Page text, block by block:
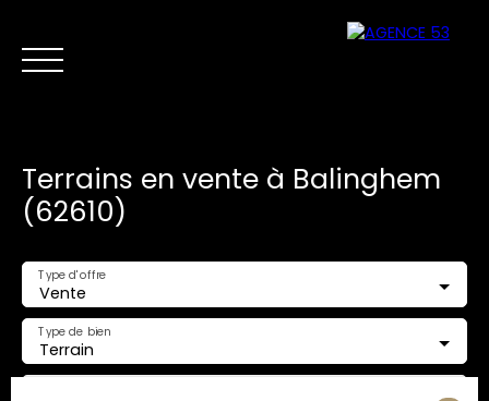
NOS ANNONCES NOS SERVICES
Nous
Estimer mon
Terrains en vente à Balinghem
(62610)
Vente
Type d'offre
Terrain
Type de bien